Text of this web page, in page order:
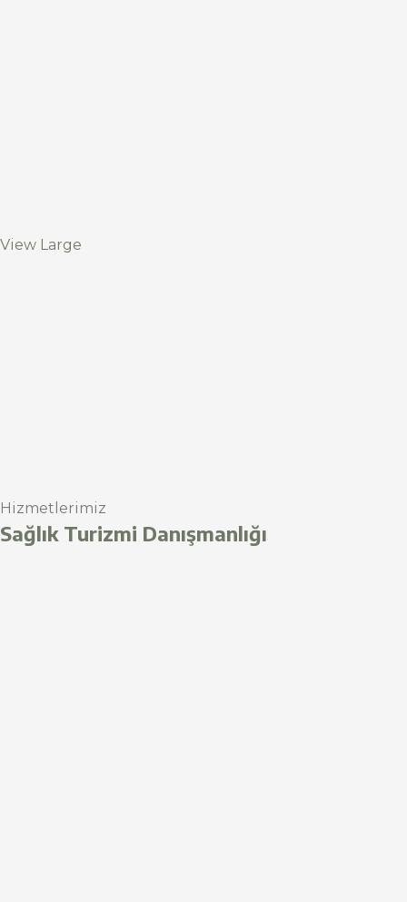
View Large
Hizmetlerimiz
Sağlık Turizmi Danışmanlığı